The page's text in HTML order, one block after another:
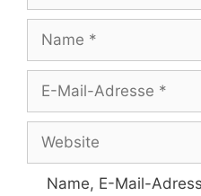
Name
Adresse
Website
Name, E-Mail-